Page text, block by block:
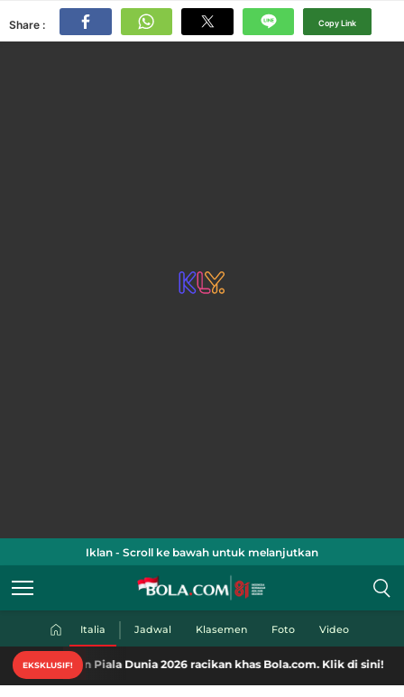
Share : Copy Link
Iklan - Scroll ke bawah untuk melanjutkan
Italia Jadwal Klasemen Foto Video
EKSKLUSIF!
Piala Dunia 2026 racikan khas Bola.com. Klik di sini!